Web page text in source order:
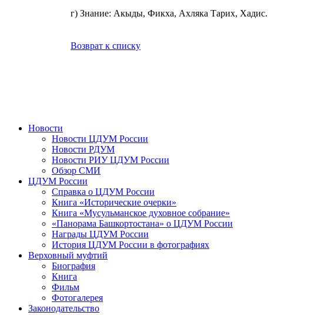
г) Знание: Акыды, Фикха, Ахляка Тарих, Хадис.
Возврат к списку
Новости
Новости ЦДУМ России
Новости РДУМ
Новости РИУ ЦДУМ России
Обзор СМИ
ЦДУМ России
Справка о ЦДУМ России
Книга «Исторические очерки»
Книга «Мусульманское духовное собрание»
«Панорама Башкортостана» о ЦДУМ России
Награды ЦДУМ России
История ЦДУМ России в фотографиях
Верховный муфтий
Биография
Книга
Фильм
Фотогалерея
Законодательство